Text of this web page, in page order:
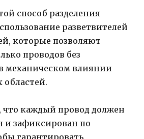
способ разделения
разветвителей
которые позволяют
проводов без
механическом влиянии
областей.
что каждый провод должен
и зафиксирован по
гарантировать